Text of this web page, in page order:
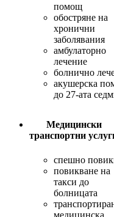
помощ
обостряне на
хронични
заболявания
амбулаторно
лечение
болнично
акушерска
до 27-ата
Медицински
транспортни
спешно
повикване на
такси до
болницата
медицинска